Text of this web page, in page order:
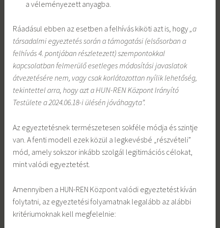
a véleményezett anyagba.
Ráadásul ebben az esetben a felhívás kiköti azt is, hogy„a
társadalmi egyeztetés során a támogatási (elsősorban a
felhívás 4. pontjában részletezett) szempontokkal
kapcsolatban felmerülő esetleges módosítási javaslatok
átvezetésére nem, vagy csak korlátozottan nyílik lehetőség,
tekintettel arra, hogy azt a HUN-REN Központ Irányító
Testülete a 2024.06.18-i ülésén jóváhagyta”.
Az egyeztetésnek természetesen sokféle módja és szintje
van. A fenti modell ezek közül a legkevésbé „részvételi”
mód, amely sokszor inkább szolgál legitimációs célokat,
mint valódi egyeztetést.
Amennyiben a HUN-REN Központ valódi egyeztetést kíván
folytatni, az egyeztetési folyamatnak legalább az alábbi
kritériumoknak kell megfelelnie: